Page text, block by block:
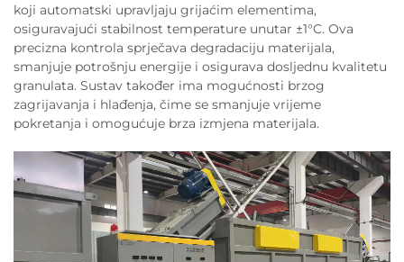
koji automatski upravljaju grijaćim elementima,
osiguravajući stabilnost temperature unutar ±1°C. Ova
precizna kontrola sprječava degradaciju materijala,
smanjuje potrošnju energije i osigurava dosljednu kvalitetu
granulata. Sustav također ima mogućnosti brzog
zagrijavanja i hlađenja, čime se smanjuje vrijeme
pokretanja i omogućuje brza izmjena materijala.